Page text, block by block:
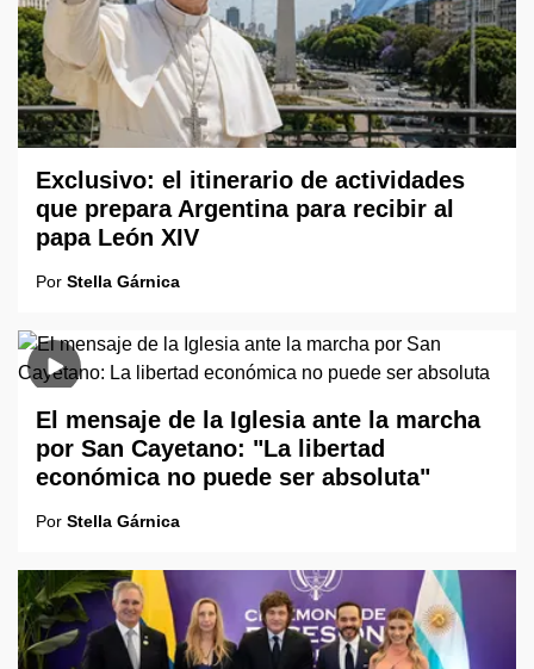
Exclusivo: el itinerario de actividades
que prepara Argentina para recibir al
papa León XIV
Por Stella Gárnica
El mensaje de la Iglesia ante la marcha
por San Cayetano: "La libertad
económica no puede ser absoluta"
Por Stella Gárnica